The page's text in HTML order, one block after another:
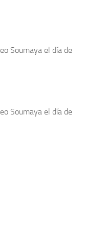
Soumaya el día de
Soumaya el día de